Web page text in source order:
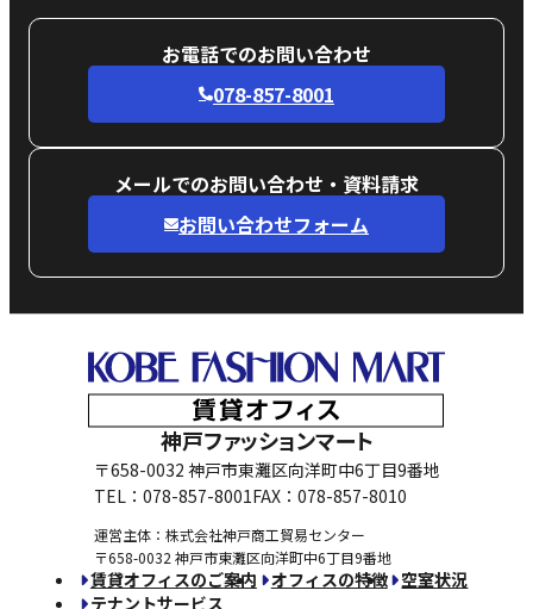
お電話でのお問い合わせ
078-857-8001
メールでのお問い合わせ・資料請求
お問い合わせフォーム
神戸ファッションマート
〒658-0032 神戸市東灘区向洋町中6丁目9番地
TEL：078-857-8001FAX：078-857-8010
運営主体：株式会社神戸商工貿易センター
〒658-0032 神戸市東灘区向洋町中6丁目9番地
賃貸オフィスのご案内 オフィスの特徴 空室状況
テナントサービス